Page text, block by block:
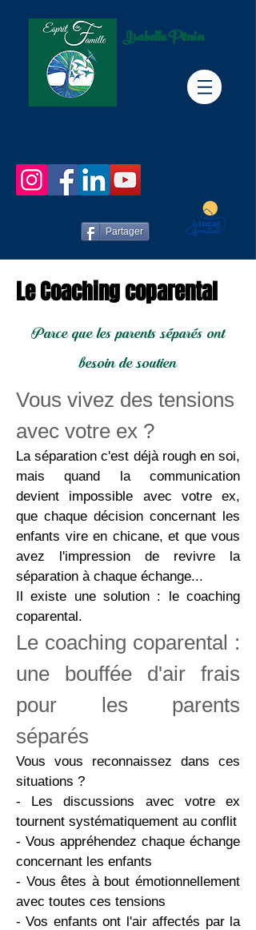
Isabelle Pénin
Partager
Le Coaching coparental
Parce que les parents séparés ont
besoin de soutien
Vous vivez des tensions
avec votre ex ?
La séparation c'est déjà rough en soi,
mais quand la communication
devient impossible avec votre ex,
que chaque décision concernant les
enfants vire en chicane, et que vous
avez l'impression de revivre la
séparation à chaque échange...
Il existe une solution : le coaching
coparental.
Le coaching coparental :
une bouffée d'air frais
pour les parents
séparés
Vous vous reconnaissez dans ces
situations ?
- Les discussions avec votre ex
tournent systématiquement au conflit
- Vous appréhendez chaque échange
concernant les enfants
- Vous êtes à bout émotionnellement
avec toutes ces tensions
- Vos enfants ont l'air affectés par la